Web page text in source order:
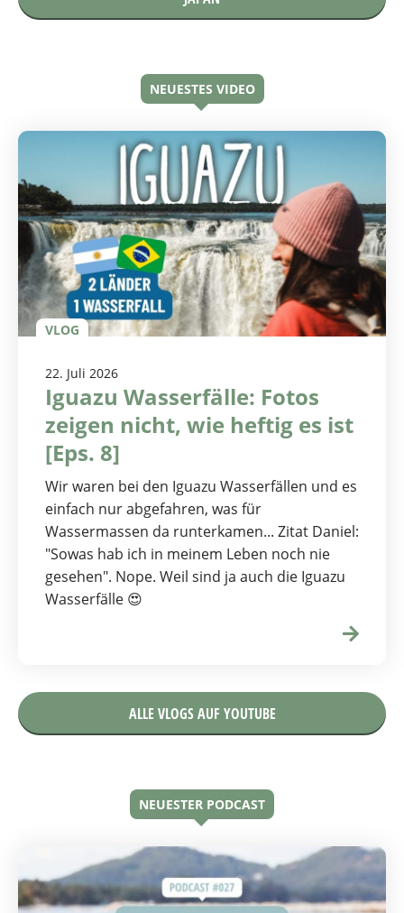
NEUESTES VIDEO
VLOG
22. Juli 2026
Iguazu Wasserfälle: Fotos
zeigen nicht, wie heftig es ist
[Eps. 8]
Wir waren bei den Iguazu Wasserfällen und es
einfach nur abgefahren, was für
Wassermassen da runterkamen... Zitat Daniel:
"Sowas hab ich in meinem Leben noch nie
gesehen". Nope. Weil sind ja auch die Iguazu
Wasserfälle 😍
ALLE VLOGS AUF YOUTUBE
NEUESTER PODCAST